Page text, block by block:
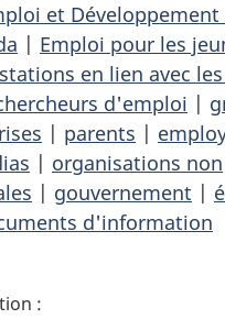
et Développement
| Emploi pour les
en lien avec
d'emploi |
| parents |
| organisations non
| gouvernement |
d'information